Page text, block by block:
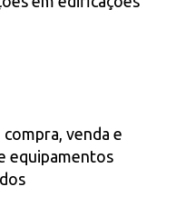
venda e
equipamentos